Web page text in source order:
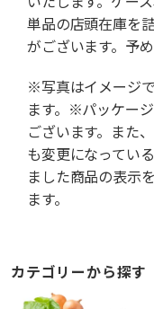
単品の店頭在庫を
がございます。予
※写真はイメージ
ます。※パッケー
ございます。また
も変更になってい
ました商品の表示
ます。
カテゴリーから探す